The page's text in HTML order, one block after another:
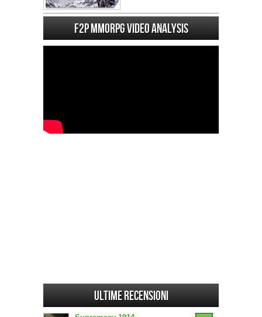
F2P MMORPG Video analysis
Ultime Recensioni